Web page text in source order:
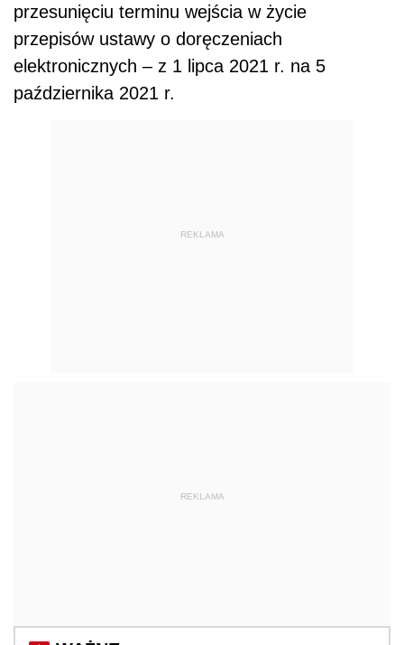
przesunięciu terminu wejścia w życie
przepisów ustawy o doręczeniach
elektronicznych – z 1 lipca 2021 r. na 5
października 2021 r.
REKLAMA
REKLAMA